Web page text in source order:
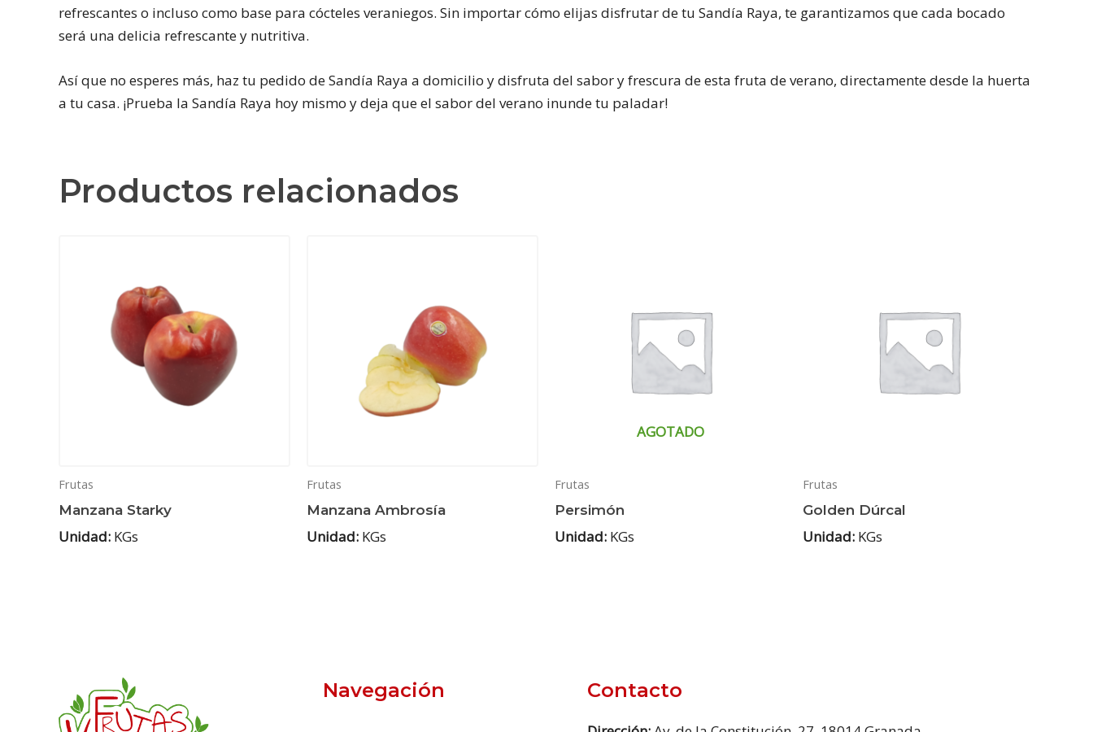
refrescantes o incluso como base para cócteles veraniegos. Sin importar cómo elijas disfrutar de tu Sandía Raya, te garantizamos que cada bocado
será una delicia refrescante y nutritiva.
Así que no esperes más, haz tu pedido de Sandía Raya a domicilio y disfruta del sabor y frescura de esta fruta de verano, directamente desde la huerta
a tu casa. ¡Prueba la Sandía Raya hoy mismo y deja que el sabor del verano inunde tu paladar!
Productos relacionados
Frutas
Manzana Starky
Unidad: KGs
Frutas
Manzana Ambrosía
Unidad: KGs
AGOTADO
Frutas
Persimón
Unidad: KGs
Frutas
Golden Dúrcal
Unidad: KGs
Navegación Contacto